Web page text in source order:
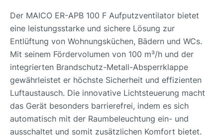
Der MAICO ER-APB 100 F Aufputzventilator bietet
eine leistungsstarke und sichere Lösung zur
Entlüftung von Wohnungsküchen, Bädern und WCs.
Mit seinem Fördervolumen von 100 m³/h und der
integrierten Brandschutz-Metall-Absperrklappe
gewährleistet er höchste Sicherheit und effizienten
Luftaustausch. Die innovative Lichtsteuerung macht
das Gerät besonders barrierefrei, indem es sich
automatisch mit der Raumbeleuchtung ein- und
ausschaltet und somit zusätzlichen Komfort bietet.